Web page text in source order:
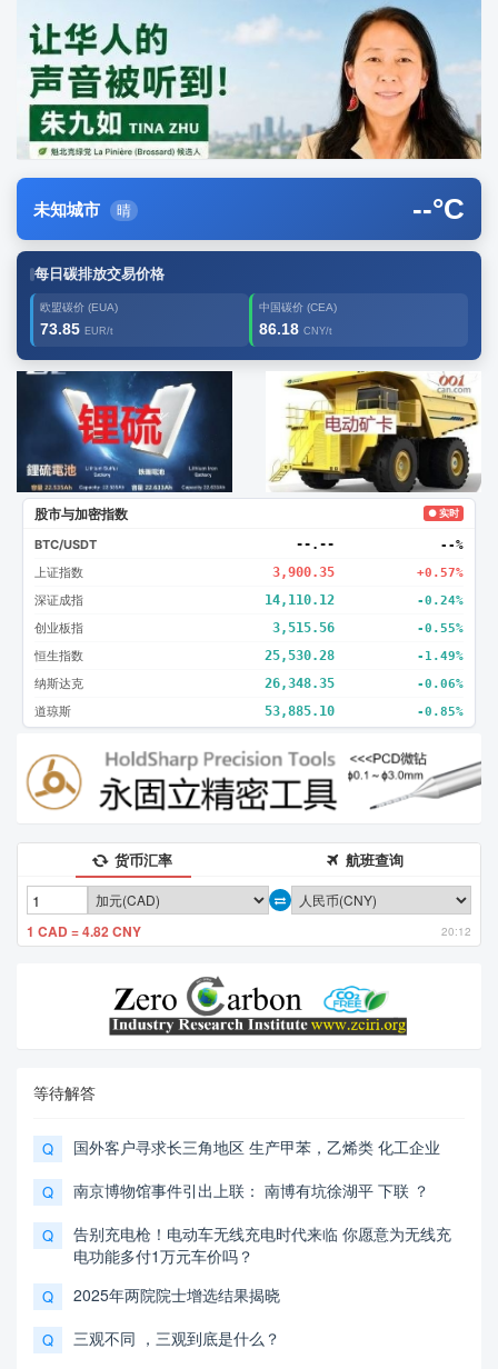
未知城市 晴 --°C
每日碳排放交易价格
欧盟碳价 (EUA)
73.85 EUR/t
中国碳价 (CEA)
86.18 CNY/t
广告2 创新
股市与加密指数 ● 实时
BTC/USDT --.-- --%
上证指数 3,900.35 +0.57%
深证成指 14,110.12 -0.24%
创业板指 3,515.56 -0.55%
恒生指数 25,530.28 -1.49%
纳斯达克 26,348.35 -0.06%
道琼斯 53,885.10 -0.85%
货币汇率 航班查询
1 CAD = 4.82 CNY 20:12
等待解答
Q 国外客户寻求长三角地区 生产甲苯，乙烯类 化工企业
Q 南京博物馆事件引出上联： 南博有坑徐湖平 下联 ？
Q
告别充电枪！电动车无线充电时代来临 你愿意为无线充
电功能多付1万元车价吗？
Q 2025年两院院士增选结果揭晓
Q 三观不同 ，三观到底是什么？